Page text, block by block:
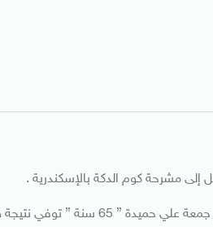
إلى مشرحة كوم الدكة بالإسكندرية .
وقال مصدر أمني – في تصريحاته اليوم الجمعة – “إن